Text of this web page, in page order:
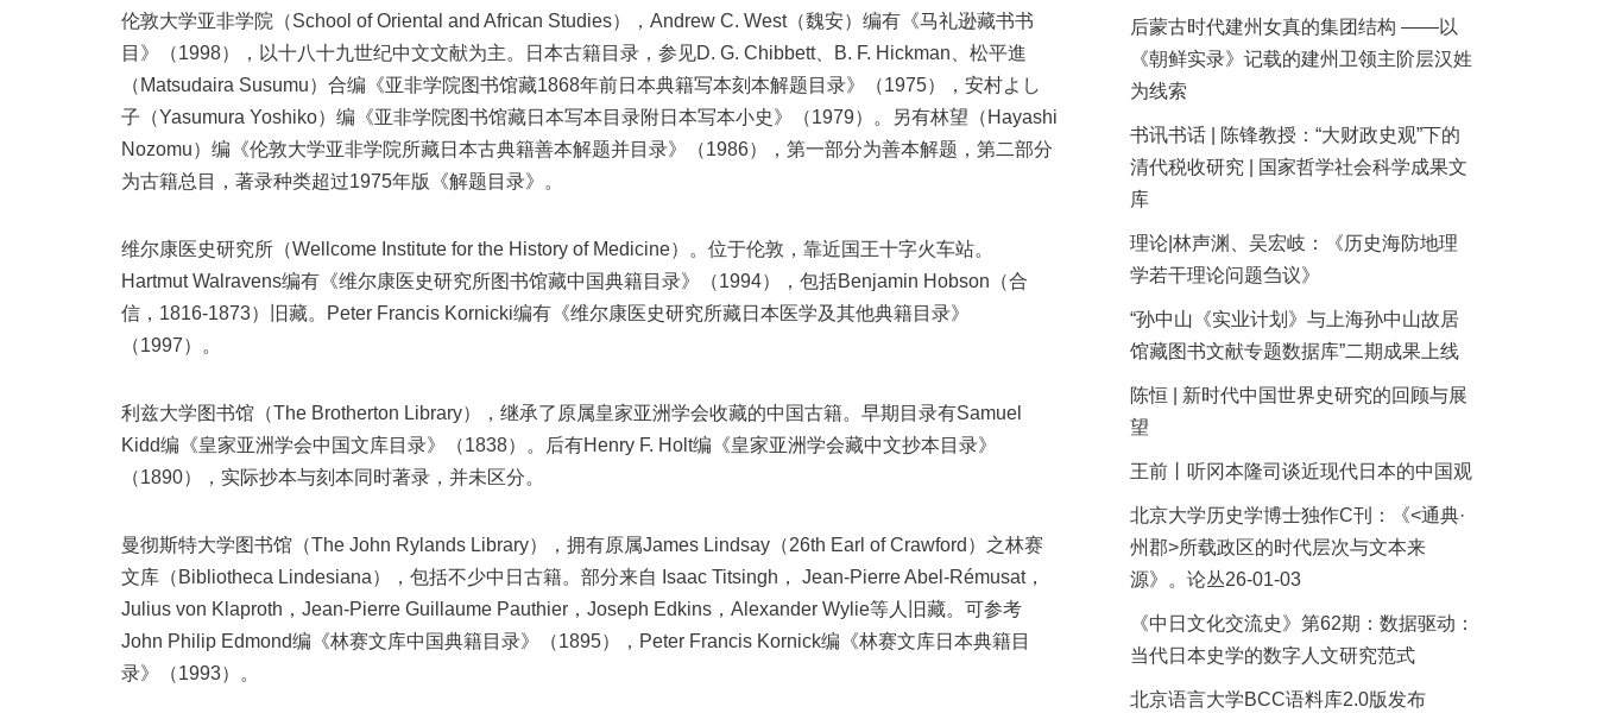
伦敦大学亚非学院（School of Oriental and African Studies），Andrew C. West（魏安）编有《马礼逊藏书书
目》（1998），以十八十九世纪中文文献为主。日本古籍目录，参见D. G. Chibbett、B. F. Hickman、松平進
（Matsudaira Susumu）合编《亚非学院图书馆藏1868年前日本典籍写本刻本解题目录》（1975），安村よし
子（Yasumura Yoshiko）编《亚非学院图书馆藏日本写本目录附日本写本小史》（1979）。另有林望（Hayashi
Nozomu）编《伦敦大学亚非学院所藏日本古典籍善本解题并目录》（1986），第一部分为善本解题，第二部分
为古籍总目，著录种类超过1975年版《解题目录》。
维尔康医史研究所（Wellcome Institute for the History of Medicine）。位于伦敦，靠近国王十字火车站。
Hartmut Walravens编有《维尔康医史研究所图书馆藏中国典籍目录》（1994），包括Benjamin Hobson（合
信，1816-1873）旧藏。Peter Francis Kornicki编有《维尔康医史研究所藏日本医学及其他典籍目录》
（1997）。
利兹大学图书馆（The Brotherton Library），继承了原属皇家亚洲学会收藏的中国古籍。早期目录有Samuel
Kidd编《皇家亚洲学会中国文库目录》（1838）。后有Henry F. Holt编《皇家亚洲学会藏中文抄本目录》
（1890），实际抄本与刻本同时著录，并未区分。
曼彻斯特大学图书馆（The John Rylands Library），拥有原属James Lindsay（26th Earl of Crawford）之林赛
文库（Bibliotheca Lindesiana），包括不少中日古籍。部分来自 Isaac Titsingh， Jean-Pierre Abel-Rémusat，
Julius von Klaproth，Jean-Pierre Guillaume Pauthier，Joseph Edkins，Alexander Wylie等人旧藏。可参考
John Philip Edmond编《林赛文库中国典籍目录》（1895），Peter Francis Kornick编《林赛文库日本典籍目
录》（1993）。
后蒙古时代建州女真的集团结构 ——以
《朝鲜实录》记载的建州卫领主阶层汉姓
为线索
书讯书话 | 陈锋教授：“大财政史观”下的
清代税收研究 | 国家哲学社会科学成果文
库
理论|林声渊、吴宏岐：《历史海防地理
学若干理论问题刍议》
“孙中山《实业计划》与上海孙中山故居
馆藏图书文献专题数据库”二期成果上线
陈恒 | 新时代中国世界史研究的回顾与展
望
王前丨听冈本隆司谈近现代日本的中国观
北京大学历史学博士独作C刊：《<通典·
州郡>所载政区的时代层次与文本来
源》。论丛26-01-03
《中日文化交流史》第62期：数据驱动：
当代日本史学的数字人文研究范式
北京语言大学BCC语料库2.0版发布